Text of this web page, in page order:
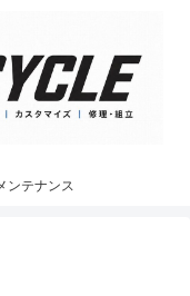
ンテナンス